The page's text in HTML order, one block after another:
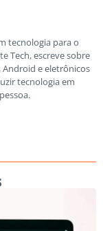
tecnologia para o
Tech, escreve sobre
Android e eletrônicos
tecnologia em